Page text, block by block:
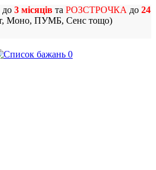
до 3 місяців та РОЗСТРОЧКА до 24
Моно, ПУМБ, Сенс тощо)
0